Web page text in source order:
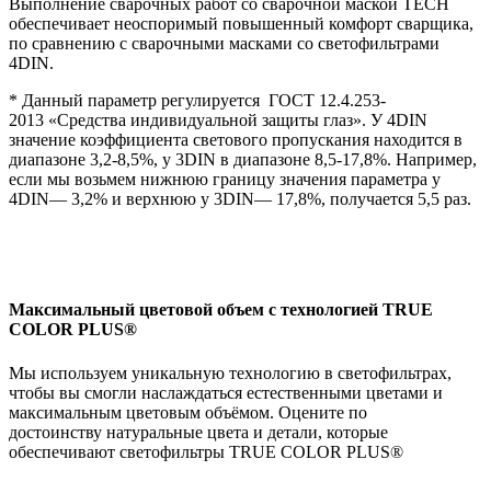
Выполнение сварочных работ со сварочной маской TECH
обеспечивает неоспоримый повышенный комфорт сварщика,
по сравнению с сварочными масками со светофильтрами
4DIN.
* Данный параметр регулируется ГОСТ 12.4.253-
2013 «Средства индивидуальной защиты глаз». У 4DIN
значение коэффициента светового пропускания находится в
диапазоне 3,2-8,5%, у 3DIN в диапазоне 8,5-17,8%. Например,
если мы возьмем нижнюю границу значения параметра у
4DIN— 3,2% и верхнюю у 3DIN— 17,8%, получается 5,5 раз.
Максимальный цветовой объем с технологией TRUE
COLOR PLUS®
Мы используем уникальную технологию в светофильтрах,
чтобы вы смогли наслаждаться естественными цветами и
максимальным цветовым объёмом. Оцените по
достоинству натуральные цвета и детали, которые
обеспечивают светофильтры TRUE COLOR PLUS®